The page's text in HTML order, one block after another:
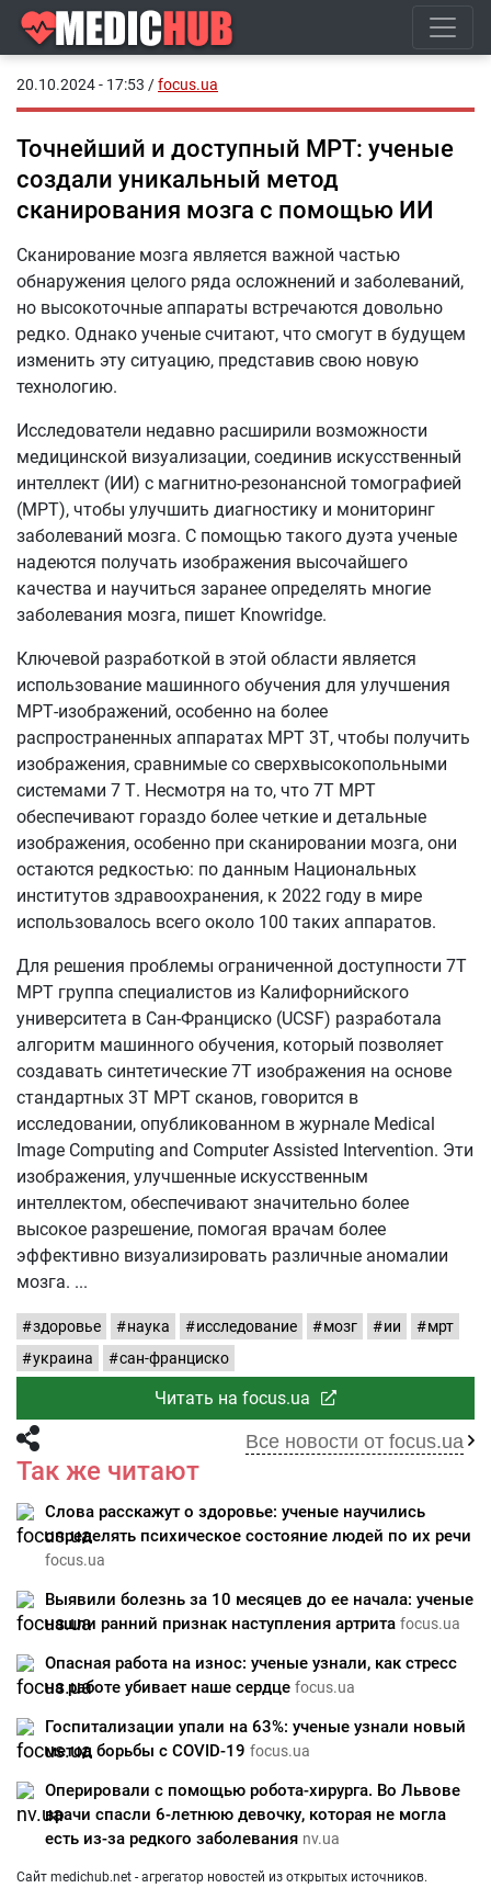
20.10.2024 - 17:53 /focus.ua
Точнейший и доступный МРТ: ученые
создали уникальный метод
сканирования мозга с помощью ИИ
Сканирование мозга является важной частью
обнаружения целого ряда осложнений и заболеваний,
но высокоточные аппараты встречаются довольно
редко. Однако ученые считают, что смогут в будущем
изменить эту ситуацию, представив свою новую
технологию.
Исследователи недавно расширили возможности
медицинской визуализации, соединив искусственный
интеллект (ИИ) с магнитно-резонансной томографией
(МРТ), чтобы улучшить диагностику и мониторинг
заболеваний мозга. С помощью такого дуэта ученые
надеются получать изображения высочайшего
качества и научиться заранее определять многие
заболевания мозга, пишет Knowridge.
Ключевой разработкой в этой области является
использование машинного обучения для улучшения
МРТ-изображений, особенно на более
распространенных аппаратах МРТ 3Т, чтобы получить
изображения, сравнимые со сверхвысокопольными
системами 7 Т. Несмотря на то, что 7Т МРТ
обеспечивают гораздо более четкие и детальные
изображения, особенно при сканировании мозга, они
остаются редкостью: по данным Национальных
институтов здравоохранения, к 2022 году в мире
использовалось всего около 100 таких аппаратов.
Для решения проблемы ограниченной доступности 7Т
МРТ группа специалистов из Калифорнийского
университета в Сан-Франциско (UCSF) разработала
алгоритм машинного обучения, который позволяет
создавать синтетические 7Т изображения на основе
стандартных 3Т МРТ сканов, говорится в
исследовании, опубликованном в журнале Medical
Image Computing and Computer Assisted Intervention. Эти
изображения, улучшенные искусственным
интеллектом, обеспечивают значительно более
высокое разрешение, помогая врачам более
эффективно визуализировать различные аномалии
мозга.
здоровье наука исследование мозг ии
мрт
украина
сан-франциско
Читать на focus.ua
Все новости от focus.ua
Так же читают
Слова расскажут о здоровье: ученые научились
определять психическое состояние людей по их речи
focus.ua
Выявили болезнь за 10 месяцев до ее начала: ученые
нашли ранний признак наступления артрита focus.ua
Опасная работа на износ: ученые узнали, как стресс
на работе убивает наше сердце focus.ua
Госпитализации упали на 63%: ученые узнали новый
метод борьбы с COVID-19 focus.ua
Оперировали с помощью робота-хирурга. Во Львове
врачи спасли 6-летнюю девочку, которая не могла
есть из-за редкого заболевания nv.ua
Сайт medichub.net - агрегатор новостей из открытых источников.